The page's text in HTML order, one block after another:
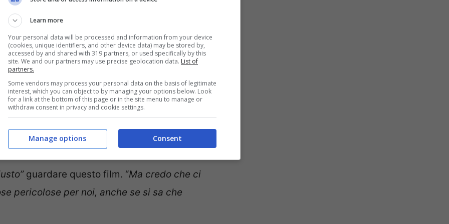
come il cambiamento
viviamo”.Bugonia è in concorso alla Mostra
il remake di Save the Green Planet!film
. La pellicola parla sì, di alieni, ma il regista ha
“Riflette il mondo reale, quello che
che non vediamo o non vogliamo vedere”.
dire nascita del bue
E si riferisce alla pratica
carcasse dei buoi morti. “
guardare questo film. “Ma credo che ci
pericolose per noi, anche se si sa che
Learn more
Your personal data will be processed and information from your device
(cookies, unique identifiers, and other device data) may be stored by,
accessed by and shared with 319 partners, or used specifically by this
site. We and our partners may use precise geolocation data. List of
partners.
Some vendors may process your personal data on the basis of legitimate
interest, which you can object to by managing your options below. Look
for a link at the bottom of this page or in the site menu to manage or
withdraw consent in privacy and cookie settings.
Consent
Manage options